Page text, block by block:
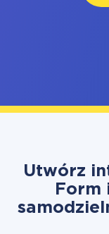
Utwórz
Form